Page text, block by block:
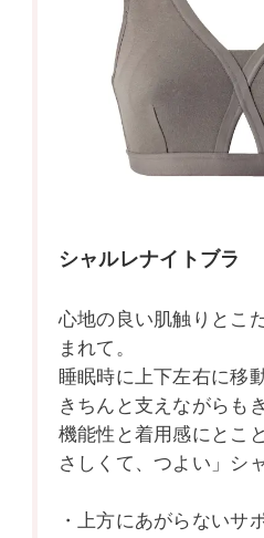
シャルレナイトブラ
心地の良い肌触りとこ
まれて。
睡眠時に上下左右に移
きちんと支えながらも
機能性と着用感にとこ
さしくて、つよい」シ
・上方にあがらないサ